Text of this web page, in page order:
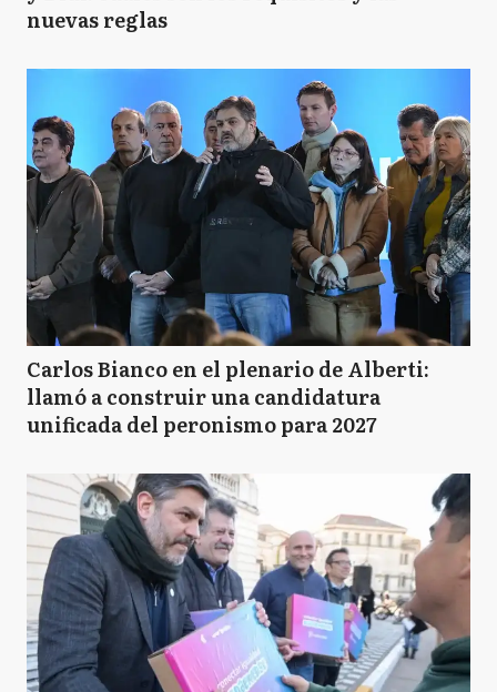
nuevas reglas
Carlos Bianco en el plenario de Alberti:
llamó a construir una candidatura
unificada del peronismo para 2027